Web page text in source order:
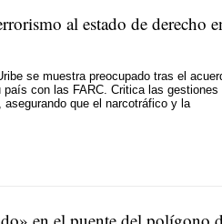
al estado de derecho
se muestra preocupado tras el
con las FARC. Critica las gestiones
que el narcotráfico y la